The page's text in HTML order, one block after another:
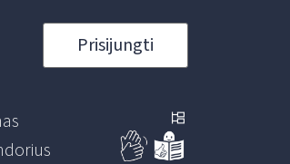
Prisijungti